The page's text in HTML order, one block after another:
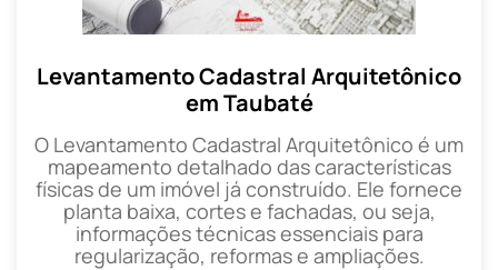
Levantamento Cadastral Arquitetônico
em Taubaté
O Levantamento Cadastral Arquitetônico é um
mapeamento detalhado das características
físicas de um imóvel já construído. Ele fornece
planta baixa, cortes e fachadas, ou seja,
informações técnicas essenciais para
regularização, reformas e ampliações.